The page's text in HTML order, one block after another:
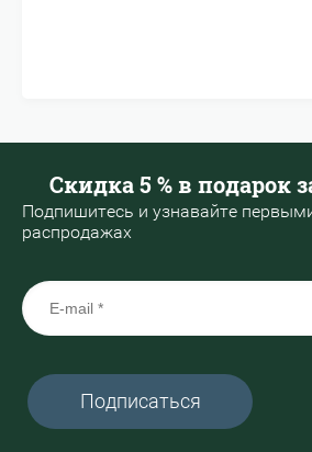
Скидка 5 % в подарок
Подпишитесь и узнавайте
распродажах
Подписаться